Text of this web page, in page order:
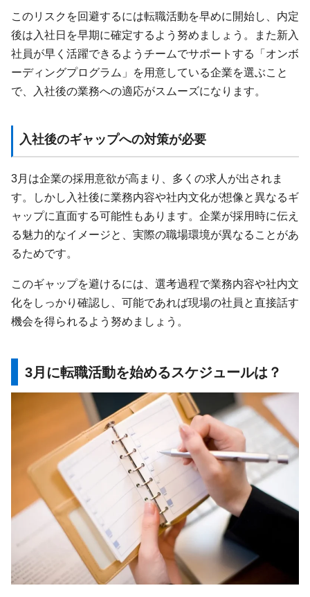
このリスクを回避するには転職活動を早めに開始し、内定
後は入社日を早期に確定するよう努めましょう。また新入
社員が早く活躍できるようチームでサポートする「オンボ
ーディングプログラム」を用意している企業を選ぶこと
で、入社後の業務への適応がスムーズになります。
入社後のギャップへの対策が必要
3月は企業の採用意欲が高まり、多くの求人が出されま
す。しかし入社後に業務内容や社内文化が想像と異なるギ
ャップに直面する可能性もあります。企業が採用時に伝え
る魅力的なイメージと、実際の職場環境が異なることがあ
るためです。
このギャップを避けるには、選考過程で業務内容や社内文
化をしっかり確認し、可能であれば現場の社員と直接話す
機会を得られるよう努めましょう。
3月に転職活動を始めるスケジュールは？